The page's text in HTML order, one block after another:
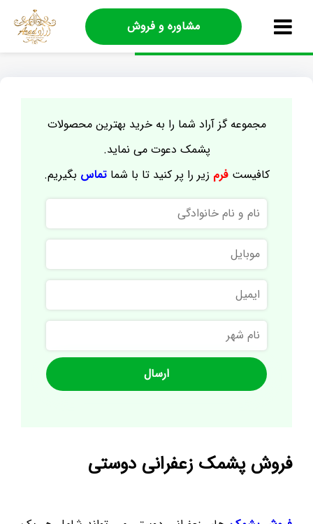
مشاوره و فروش
مجموعه گز آراد شما را به خرید بهترین محصولات
پشمک دعوت می نماید.
کافیستفرم زیر را پر کنید تا با شماتماس بگیریم.
نام
و
نام
خانوادگی
موبایل
ایمیل
نام
شهر
فروش پشمک زعفرانی دوستی